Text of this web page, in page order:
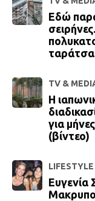
Εδώ
TV &
Η
για
(βίντεο)
LIFESTYLE
Ευγενία